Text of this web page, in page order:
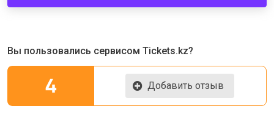
Вы пользовались сервисом Tickets.kz?
4 Добавить отзыв